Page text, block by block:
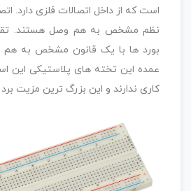
است که از داخل اتصالات فلزی دارد.
نظم مشخص به هم وصل هستند.
بورد ها با یک قانون مشخص به هم
عمده این تخته های پلاستیکی این
کاری ندارند و این بزرگ ترین مزیت